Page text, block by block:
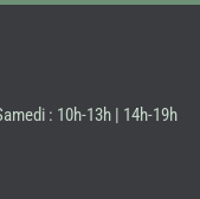
: 10h-13h | 14h-19h